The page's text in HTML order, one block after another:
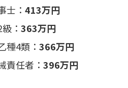
士： 413万円
： 363万円
種4類： 366万円
責任者： 396万円